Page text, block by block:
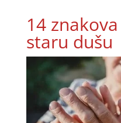
14
staru dušu